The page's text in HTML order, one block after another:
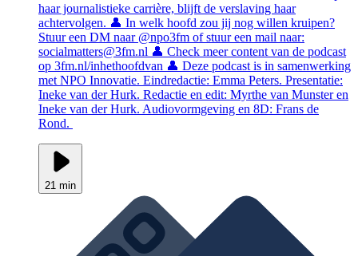
haar journalistieke carrière, blijft de verslaving haar
achtervolgen. 👤 In welk hoofd zou jij nog willen kruipen?
Stuur een DM naar @npo3fm of stuur een mail naar:
socialmatters@3fm.nl 👤 Check meer content van de podcast
op 3fm.nl/inhethoofdvan 👤 Deze podcast is in samenwerking
met NPO Innovatie. Eindredactie: Emma Peters. Presentatie:
Ineke van der Hurk. Redactie en edit: Myrthe van Munster en
Ineke van der Hurk. Audiovormgeving en 8D: Frans de
Rond.
21 min